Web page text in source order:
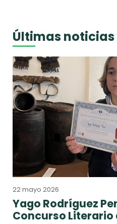
Últimas noticias
22 mayo 2026
Yago Rodríguez
Concurso Literario